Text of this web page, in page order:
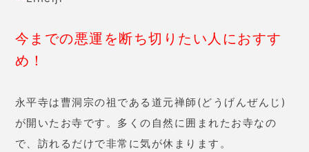
今までの悪運を断ち切りたい人におすす
め！
永平寺は曹洞宗の祖である道元禅師(どうげんぜんじ)
が開いたお寺です。多くの自然に囲まれたお寺なの
で、訪れるだけで非常に気が休まります。